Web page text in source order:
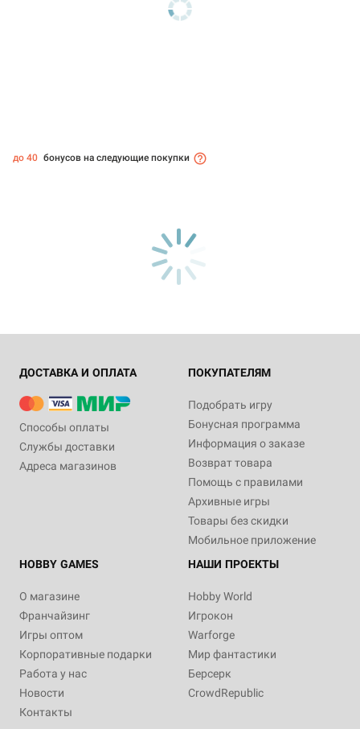
до 40 бонусов на следующие покупки
ДОСТАВКА И ОПЛАТА
Способы оплаты
Службы доставки
Адреса магазинов
ПОКУПАТЕЛЯМ
Подобрать игру
Бонусная программа
Информация о заказе
Возврат товара
Помощь с правилами
Архивные игры
Товары без скидки
Мобильное приложение
HOBBY GAMES
О магазине
Франчайзинг
Игры оптом
Корпоративные подарки
Работа у нас
Новости
Контакты
НАШИ ПРОЕКТЫ
Hobby World
Игрокон
Warforge
Мир фантастики
Берсерк
CrowdRepublic